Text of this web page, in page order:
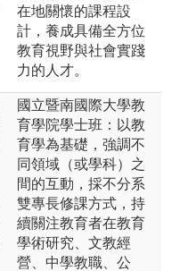
在地關懷的課程設
計，養成具備全方位
教育視野與社會實踐
力的人才。
國立暨南國際大學教
育學院學士班：以教
育學為基礎，強調不
同領域（或學科）之
間的互動，採不分系
雙專長修課方式，持
續關注教育者在教育
學術研究、文教經
營、中學教職、公